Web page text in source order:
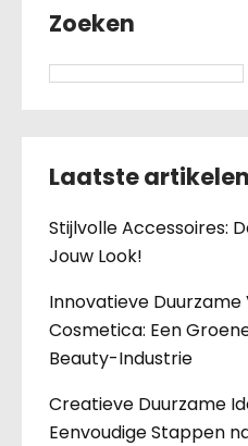
Zoeken
Laatste artikelen
Stijlvolle Accessoires:
Jouw Look!
Innovatieve
Cosmetica: Een
Beauty-Industrie
Creatieve Duurzame
Eenvoudige Stappen